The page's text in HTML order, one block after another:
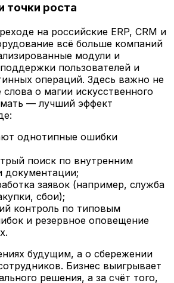
точки роста
на российские ERP, CRM и
всё больше компаний
модули и
пользователей и
операций. Здесь важно не
о магии искусственного
— лучший эффект
однотипные ошибки
поиск по внутренним
документации;
заявок (например, служба
сбои);
контроль по типовым
и резервное оповещение
будущим, а о сбережении
Бизнес выигрывает
решения, а за счёт того,